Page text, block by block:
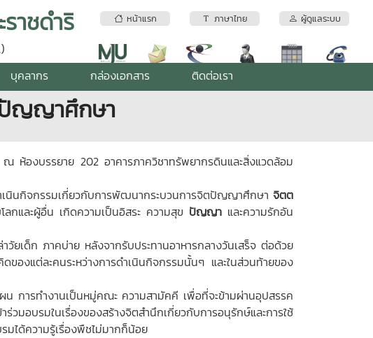
หน้าแรก ภาษาไทย ผู้ดูแลระบบ
าชดำริ
บุคลากร กล่องเอกสาร ติดต่อเรา
ปัญญาศึกษา
บรรยาย 202 อาคารภาควิชาทรัพยากรดินและสิ่งแวดล้อม
นินกิจกรรมเกี่ยวกับการพัฒนากระบวนการจิตปัญญาศึกษา จิตต
ลกและผู้อื่น เกิดความเป็นอิสระ ความสุข ปัญญา และความรักอัน
เด็ก ภาคบ่าย หลังจากรับประทานอาหารกลางวันเสร็จ ต่อด้วย
องแต่ละคนระหว่างการดำเนินกิจกรรมนั้นๆ และในส่วนท้ายของ
การทำงานเป็นหมู่คณะ ความสามัคคี เพื่อที่จะข้ามผ่านอุปสรรค
มอบรมในเรื่องของสร้างจิตสำนึกเกี่ยวกับการอนุรักษ์และการใช้
มได้ความรู้เรื่องพืชไม่มากก็น้อย